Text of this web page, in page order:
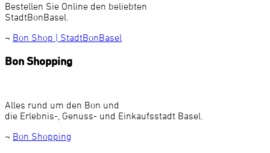
Bestellen Sie Online den beliebten
StadtBonBasel.
¬ Bon Shop | StadtBonBasel
Bon Shopping
Alles rund um den Bon und
die Erlebnis-, Genuss- und Einkaufsstadt Basel.
¬ Bon Shopping